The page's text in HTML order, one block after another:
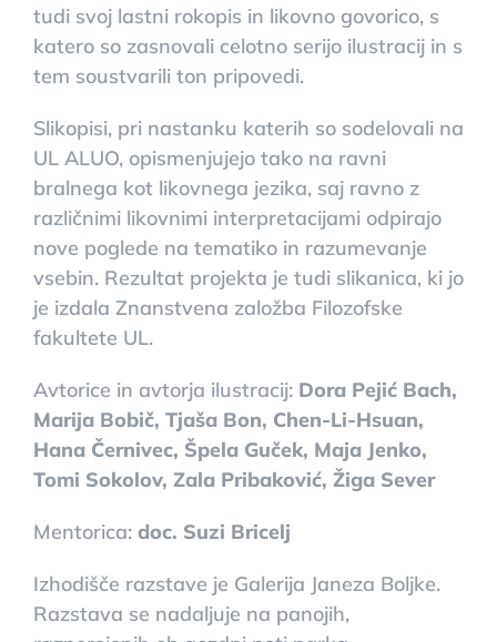
tudi svoj lastni rokopis in likovno govorico, s
katero so zasnovali celotno serijo ilustracij in s
tem soustvarili ton pripovedi.
Slikopisi, pri nastanku katerih so sodelovali na
UL ALUO, opismenjujejo tako na ravni
bralnega kot likovnega jezika, saj ravno z
različnimi likovnimi interpretacijami odpirajo
nove poglede na tematiko in razumevanje
vsebin. Rezultat projekta je tudi slikanica, ki jo
je izdala Znanstvena založba Filozofske
fakultete UL.
Avtorice in avtorja ilustracij: Dora Pejić Bach,
Marija Bobič, Tjaša Bon, Chen-Li-Hsuan,
Hana Černivec, Špela Guček, Maja Jenko,
Tomi Sokolov, Zala Pribaković, Žiga Sever
Mentorica: doc. Suzi Bricelj
Izhodišče razstave je Galerija Janeza Boljke.
Razstava se nadaljuje na panojih,